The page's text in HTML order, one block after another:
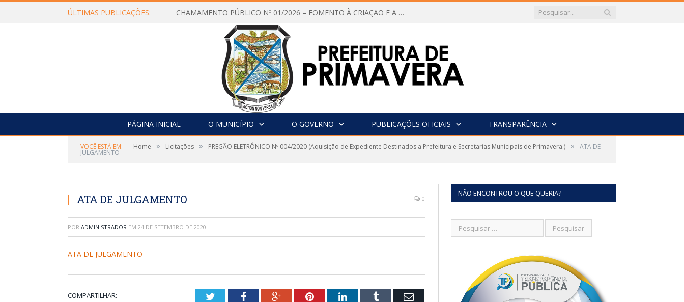
ÚLTIMAS PUBLICAÇÕES: CHAMAMENTO PÚBLICO Nº 01/2026 – FOMENTO À CRIAÇÃO E A CIRCULAÇÃO DE PRODUÇÕES CULTURAIS – Aldir Blanc
PÁGINA INICIAL O MUNICÍPIO O GOVERNO PUBLICAÇÕES OFICIAIS TRANSPARÊNCIA
VOCÊ ESTÁ EM: Home » Licitações » PREGÃO ELETRÔNICO Nº 004/2020 (Aquisição de Expediente Destinados a Prefeitura e Secretarias Municipais de Primavera.) » ATA DE
JULGAMENTO
ATA DE JULGAMENTO 0
POR ADMINISTRADOR EM 24 DE SETEMBRO DE 2020
ATA DE JULGAMENTO
COMPARTILHAR: TwitterFacebookGoogle+PinterestLinkedInTumblr Email
NÃO ENCONTROU O QUE QUERIA?